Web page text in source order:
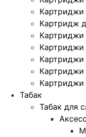
Картридж
Картриджи
Картриджи
Картриджи
Картриджи
Картриджи
Табак
Табак для